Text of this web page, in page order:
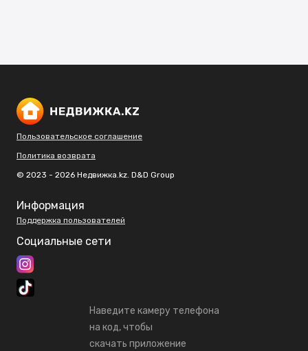
Пользовательское соглашение
Политика возврата
© 2023 - 2026 Недвижка.kz. D&D Group
Информация
Поддержка пользователей
Социальные сети
Наведите камеру телефона
на код, чтобы
скачать приложение